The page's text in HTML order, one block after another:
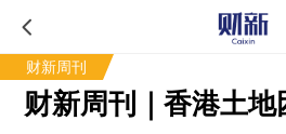
财新周刊
财新周刊｜香港土地